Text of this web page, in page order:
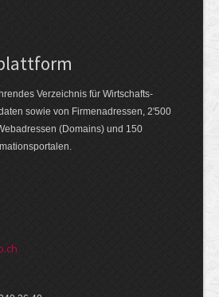
Ver­zeich­nis für Wirt­schafts-
so­wie von Firmen­adressen, 2'500
(Domains) und 150